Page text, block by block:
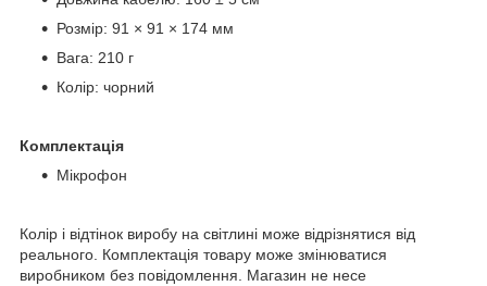
Розмір: 91 × 91 × 174 мм
Вага: 210 г
Колір: чорний
Комплектація
Мікрофон
Колір і відтінок виробу на світлині може відрізнятися від
реального. Комплектація товару може змінюватися
виробником без повідомлення. Магазин не несе